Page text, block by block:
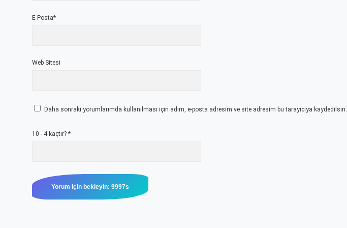
E-Posta*
Web Sitesi
Daha sonraki yorumlarımda kullanılması için adım, e-posta adresim ve site adresim bu tarayıcıya kaydedilsin.
10 - 4 kaçtır? *